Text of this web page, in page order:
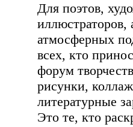
Для поэтов,
иллюстраторов,
атмосферных
всех, кто
форум
рисунки,
литературные
Это те, кто